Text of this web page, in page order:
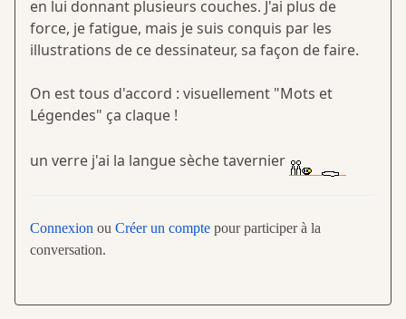
en lui donnant plusieurs couches. J'ai plus de
force, je fatigue, mais je suis conquis par les
illustrations de ce dessinateur, sa façon de faire.
On est tous d'accord : visuellement "Mots et
Légendes" ça claque !
un verre j'ai la langue sèche tavernier
Connexion ou Créer un compte pour participer à la
conversation.